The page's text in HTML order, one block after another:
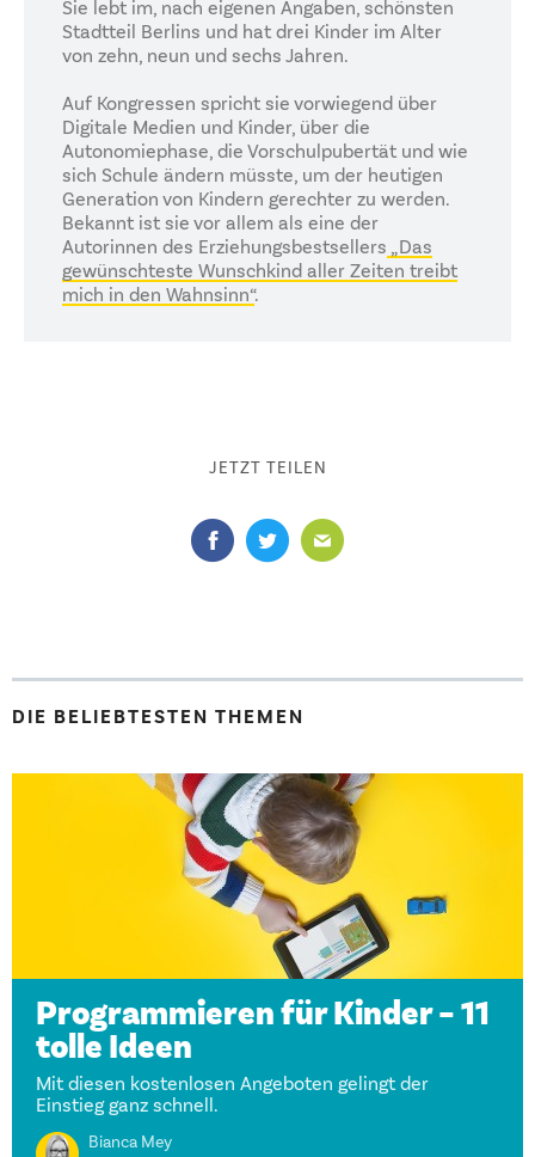
Sie lebt im, nach eigenen Angaben, schönsten
Stadtteil Berlins und hat drei Kinder im Alter
von zehn, neun und sechs Jahren.
Auf Kongressen spricht sie vorwiegend über
Digitale Medien und Kinder, über die
Autonomiephase, die Vorschulpubertät und wie
sich Schule ändern müsste, um der heutigen
Generation von Kindern gerechter zu werden.
Bekannt ist sie vor allem als eine der
Autorinnen des Erziehungsbestsellers „Das
gewünschteste Wunschkind aller Zeiten treibt
mich in den Wahnsinn“.
JETZT TEILEN
DIE BELIEBTESTEN THEMEN
Programmieren für Kinder – 11
tolle Ideen
Mit diesen kostenlosen Angeboten gelingt der
Einstieg ganz schnell.
Bianca Mey